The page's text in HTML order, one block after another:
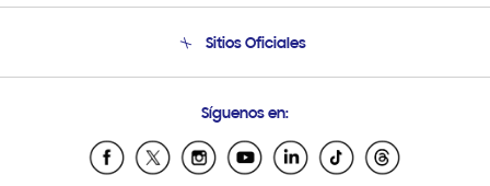
Soporte vía eMail
Sitios Oficiales
Samsung Ecuador
Samsung El Salvador
Síguenos en: